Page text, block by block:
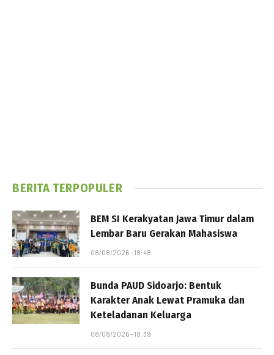
BERITA TERPOPULER
BEM SI Kerakyatan Jawa Timur dalam
Lembar Baru Gerakan Mahasiswa
08/08/2026 - 18:48
Bunda PAUD Sidoarjo: Bentuk
Karakter Anak Lewat Pramuka dan
Keteladanan Keluarga
08/08/2026 - 18:39